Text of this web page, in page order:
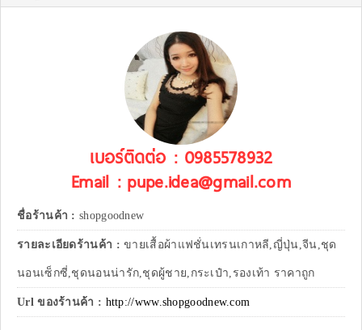
เบอร์ติดต่อ : 0985578932
Email : pupe.idea@gmail.com
ชื่อร้านค้า : shopgoodnew
รายละเอียดร้านค้า :ขายเสื้อผ้าแฟชั่นเทรนเกาหลี,ญี่ปุ่น,จีน,ชุด
นอนเซ็กซี่,ชุดนอนน่ารัก,ชุดผู้ชาย,กระเป๋า,รองเท้า ราคาถูก
Url ของร้านค้า : http://www.shopgoodnew.com